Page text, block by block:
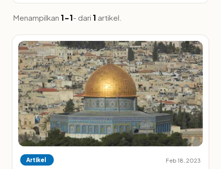
Menampilkan 1-1- dari 1 artikel.
Artikel Feb 18, 2023